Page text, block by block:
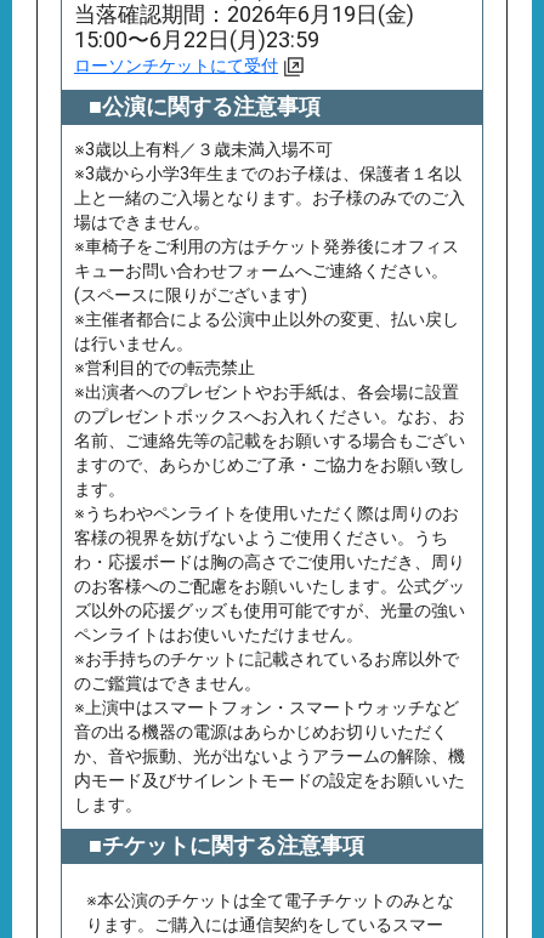
当落確認期間：2026年6月19日(金)
15:00〜6月22日(月)23:59
ローソンチケットにて受付
■公演に関する注意事項
※3歳以上有料／３歳未満⼊場不可
※3歳から⼩学3年⽣までのお⼦様は、保護者１名以
上と⼀緒のご⼊場となります。お⼦様のみでのご⼊
場はできません。
※車椅子をご利用の方はチケット発券後にオフィス
キューお問い合わせフォームへご連絡ください。
(スペースに限りがございます)
※主催者都合による公演中止以外の変更、払い戻し
は行いません。
※営利目的での転売禁止
※出演者へのプレゼントやお手紙は、各会場に設置
のプレゼントボックスへお入れください。なお、お
名前、ご連絡先等の記載をお願いする場合もござい
ますので、あらかじめご了承・ご協力をお願い致し
ます。
※うちわやペンライトを使用いただく際は周りのお
客様の視界を妨げないようご使用ください。うち
わ・応援ボードは胸の高さでご使用いただき、周り
のお客様へのご配慮をお願いいたします。公式グッ
ズ以外の応援グッズも使用可能ですが、光量の強い
ペンライトはお使いいただけません。
※お手持ちのチケットに記載されているお席以外で
のご鑑賞はできません。
※上演中はスマートフォン・スマートウォッチなど
音の出る機器の電源はあらかじめお切りいただく
か、音や振動、光が出ないようアラームの解除、機
内モード及びサイレントモードの設定をお願いいた
します。
■チケットに関する注意事項
※本公演のチケットは全て電子チケットのみとな
ります。ご購入には通信契約をしているスマー